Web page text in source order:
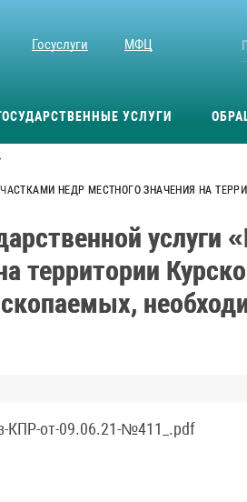
Госуслуги МФЦ
УСЛУГИ
НЕДР МЕСТНОГО ЗНАЧЕНИЯ НА
услуги
территории
КПР-от-09.06.21-№411_.pdf